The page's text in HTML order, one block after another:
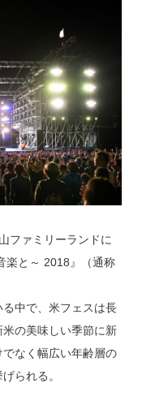
ファミリーランドに
楽と～ 2018』（通称
中で、米フェスは長
の美味しい季節に新
なく幅広い年齢層の
られる。